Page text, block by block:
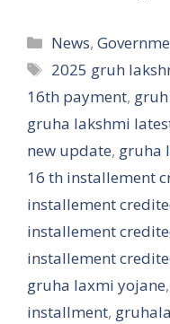
Categories
News,
Tags
2025 gruh
16th payment,
gruha lakshmi
new update, gruha
16 th installement
installement
installement
installement
gruha laxmi yojane,
installment,